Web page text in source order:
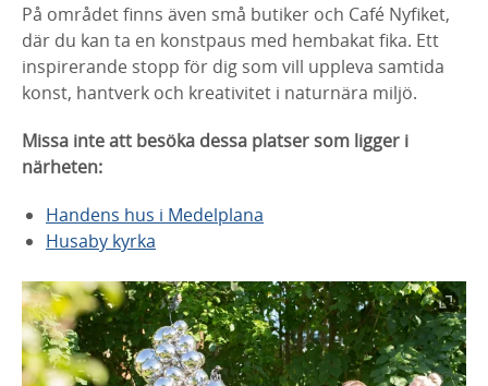
På området finns även små butiker och Café Nyfiket,
där du kan ta en konstpaus med hembakat fika. Ett
inspirerande stopp för dig som vill uppleva samtida
konst, hantverk och kreativitet i naturnära miljö.
Missa inte att besöka dessa platser som ligger i
närheten:
Handens hus i Medelplana
Husaby kyrka